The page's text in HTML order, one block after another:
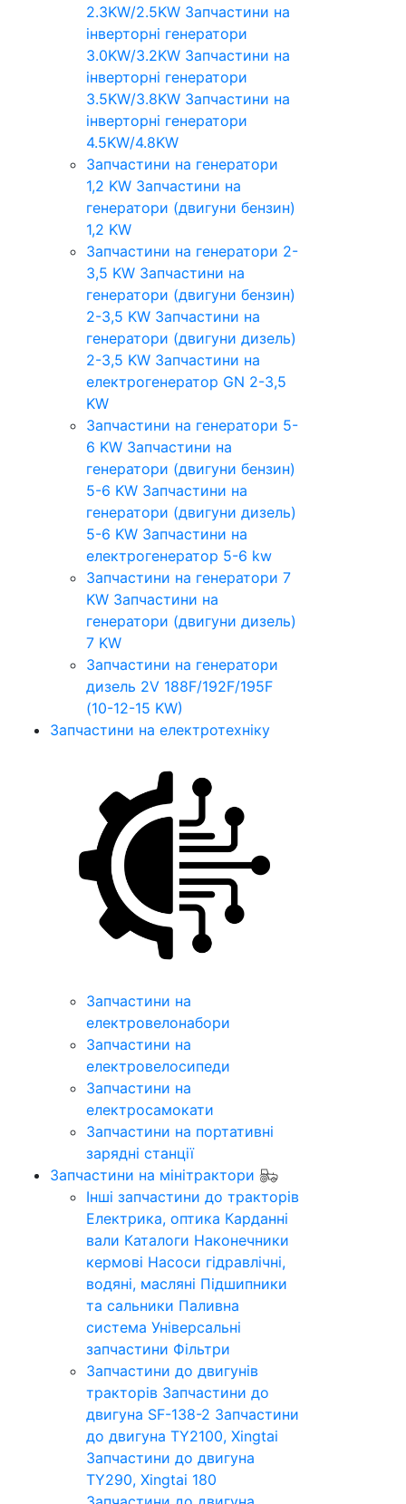
2.3KW/2.5KW Запчастини на
інверторні генератори
3.0KW/3.2KW Запчастини на
інверторні генератори
3.5KW/3.8KW Запчастини на
інверторні генератори
4.5KW/4.8KW
Запчастини на генератори
1,2 KW Запчастини на
генератори (двигуни бензин)
1,2 KW
Запчастини на генератори 2-
3,5 KW Запчастини на
генератори (двигуни бензин)
2-3,5 KW Запчастини на
генератори (двигуни дизель)
2-3,5 KW Запчастини на
електрогенератор GN 2-3,5
KW
Запчастини на генератори 5-
6 KW Запчастини на
генератори (двигуни бензин)
5-6 KW Запчастини на
генератори (двигуни дизель)
5-6 KW Запчастини на
електрогенератор 5-6 kw
Запчастини на генератори 7
KW Запчастини на
генератори (двигуни дизель)
7 KW
Запчастини на генератори
дизель 2V 188F/192F/195F
(10-12-15 KW)
Запчастини на електротехніку
Запчастини на
електровелонабори
Запчастини на
електровелосипеди
Запчастини на
електросамокати
Запчастини на портативні
зарядні станції
Запчастини на мінітрактори
Інші запчастини до тракторів
Електрика, оптика Карданні
вали Каталоги Наконечники
кермові Насоси гідравлічні,
водяні, масляні Підшипники
та сальники Паливна
система Універсальні
запчастини Фільтри
Запчастини до двигунів
тракторів Запчастини до
двигуна SF-138-2 Запчастини
до двигуна TY2100, Xingtai
Запчастини до двигуна
TY290, Xingtai 180